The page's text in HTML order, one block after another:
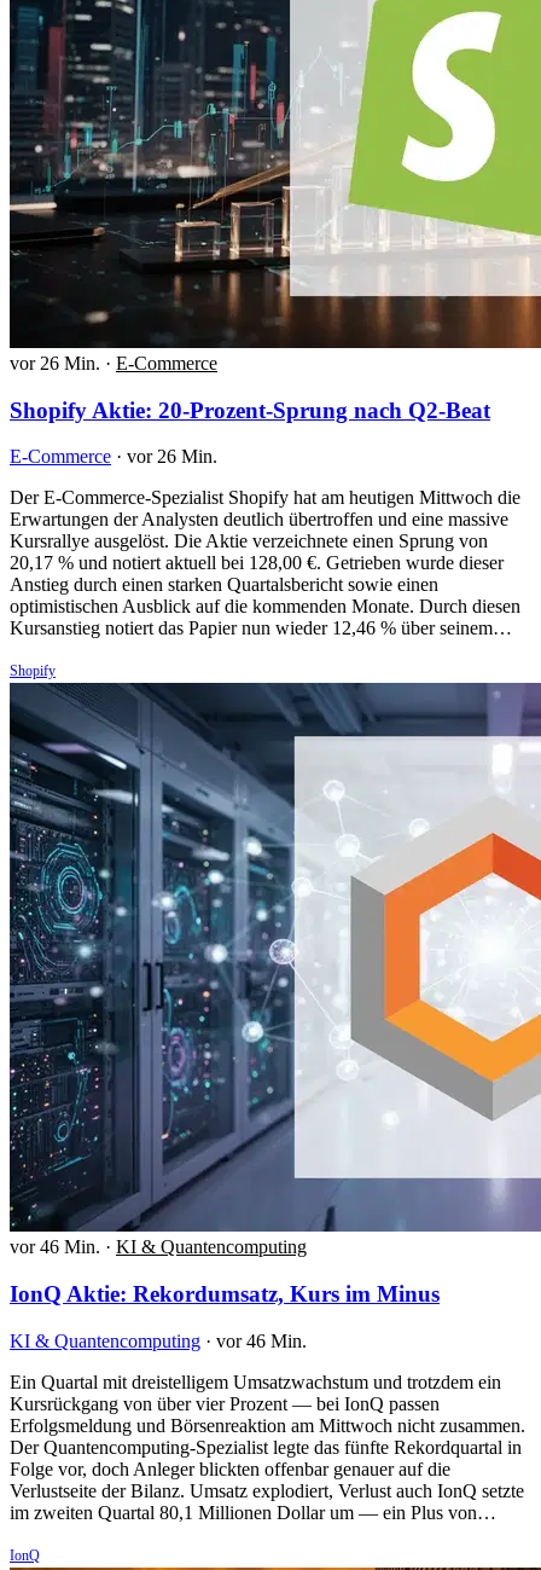
vor 26 Min. · E-Commerce
Shopify Aktie: 20-Prozent-Sprung nach Q2-Beat
E-Commerce · vor 26 Min.
Der E-Commerce-Spezialist Shopify hat am heutigen Mittwoch die
Erwartungen der Analysten deutlich übertroffen und eine massive
Kursrallye ausgelöst. Die Aktie verzeichnete einen Sprung von
20,17 % und notiert aktuell bei 128,00 €. Getrieben wurde dieser
Anstieg durch einen starken Quartalsbericht sowie einen
optimistischen Ausblick auf die kommenden Monate. Durch diesen
Kursanstieg notiert das Papier nun wieder 12,46 % über seinem…
Shopify
vor 46 Min. · KI & Quantencomputing
IonQ Aktie: Rekordumsatz, Kurs im Minus
KI & Quantencomputing · vor 46 Min.
Ein Quartal mit dreistelligem Umsatzwachstum und trotzdem ein
Kursrückgang von über vier Prozent — bei IonQ passen
Erfolgsmeldung und Börsenreaktion am Mittwoch nicht zusammen.
Der Quantencomputing-Spezialist legte das fünfte Rekordquartal in
Folge vor, doch Anleger blickten offenbar genauer auf die
Verlustseite der Bilanz. Umsatz explodiert, Verlust auch IonQ setzte
im zweiten Quartal 80,1 Millionen Dollar um — ein Plus von…
IonQ